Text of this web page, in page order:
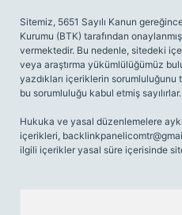
Sitemiz, 5651 Sayılı Kanun
Kurumu (BTK) tarafından
vermektedir. Bu nedenle, sitedeki
veya araştırma yükümlülüğümüz
yazdıkları içeriklerin
bu sorumluluğu kabul etmiş sayılırlar.
Hukuka ve yasal düzenlemelere
içerikleri,
ilgili içerikler yasal süre içerisinde